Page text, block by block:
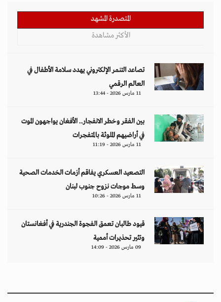
المتصدرة المشهد
الأكثر مشاهدة
تصاعد التنمر الإلكتروني يهدد سلامة الأطفال في
العالم الرقمي
11 مارس 2026 - 13:44
بين الفقر وخطر الانفجار.. الأفغان يواجهون الموت
في أراضيهم الملوثة بالمتفجرات
11 مارس 2026 - 11:19
التصعيد العسكري يفاقم أزمات الخدمات الصحية
وسط موجات نزوح جنوب لبنان
11 مارس 2026 - 10:26
قيود طالبان تعمق الفجوة الجندرية في أفغانستان
وتثير تحذيرات أممية
09 مارس 2026 - 14:09